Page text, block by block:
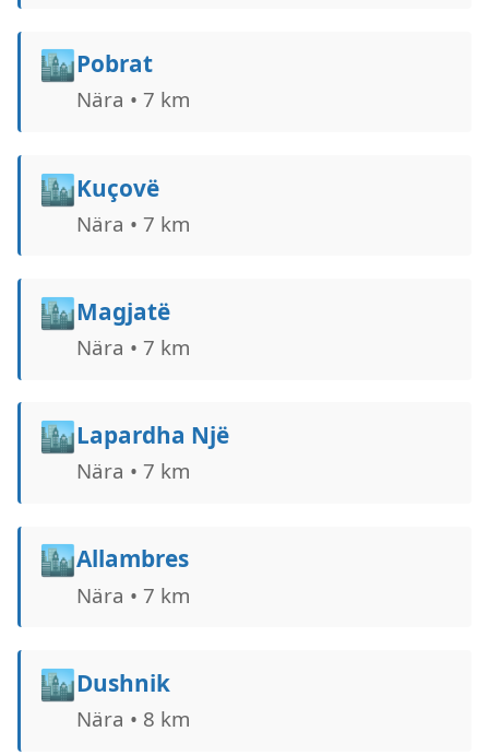
🏙️Pobrat
Nära • 7 km
🏙️Kuçovë
Nära • 7 km
🏙️Magjatë
Nära • 7 km
🏙️Lapardha Një
Nära • 7 km
🏙️Allambres
Nära • 7 km
🏙️Dushnik
Nära • 8 km